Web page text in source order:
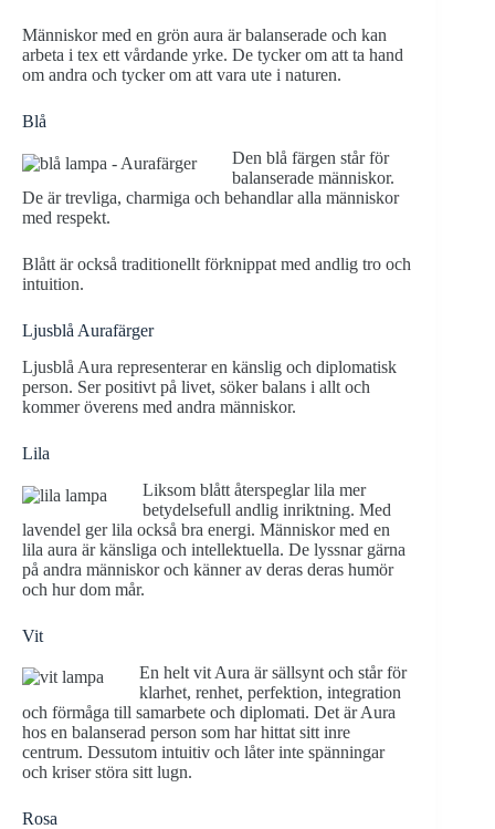
Människor med en grön aura är balanserade och kan
arbeta i tex ett vårdande yrke. De tycker om att ta hand
om andra och tycker om att vara ute i naturen.
Blå
Den blå färgen står för
balanserade människor.
De är trevliga, charmiga och behandlar alla människor
med respekt.
Blått är också traditionellt förknippat med andlig tro och
intuition.
Ljusblå Aurafärger
Ljusblå Aura representerar en känslig och diplomatisk
person. Ser positivt på livet, söker balans i allt och
kommer överens med andra människor.
Lila
Liksom blått återspeglar lila mer
betydelsefull andlig inriktning. Med
lavendel ger lila också bra energi. Människor med en
lila aura är känsliga och intellektuella. De lyssnar gärna
på andra människor och känner av deras deras humör
och hur dom mår.
Vit
En helt vit Aura är sällsynt och står för
klarhet, renhet, perfektion, integration
och förmåga till samarbete och diplomati. Det är Aura
hos en balanserad person som har hittat sitt inre
centrum. Dessutom intuitiv och låter inte spänningar
och kriser störa sitt lugn.
Rosa